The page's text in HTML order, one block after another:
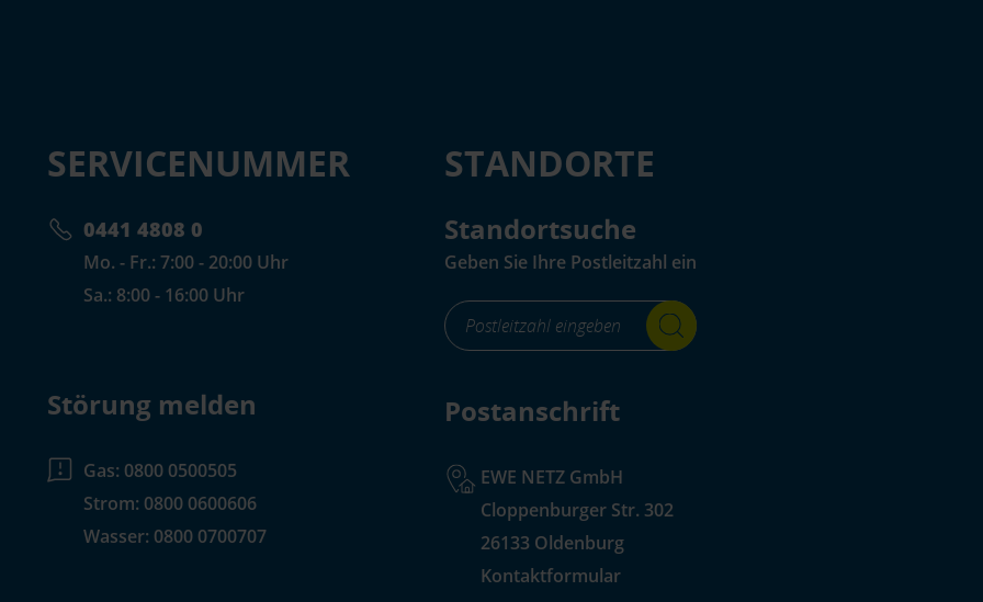
SERVICENUMMER
0441 4808 0
Mo. - Fr.: 7:00 - 20:00 Uhr
Sa.: 8:00 - 16:00 Uhr
Störung melden
Gas: 0800 0500505
Strom: 0800 0600606
Wasser: 0800 0700707
STANDORTE
Standortsuche
Geben Sie Ihre Postleitzahl ein
footer_standortsuche_Label-
for-
Postanschrift
EWE NETZ GmbH
Cloppenburger Str. 302
26133 Oldenburg
Kontaktformular